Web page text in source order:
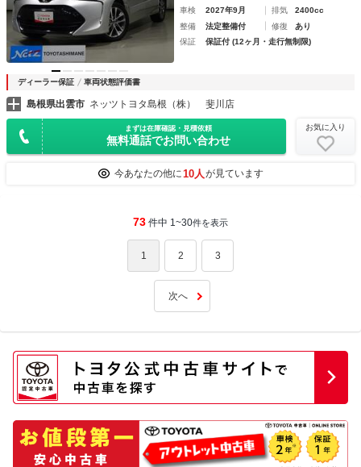
車検
2027年9月 排気
2400cc
整備
法定整備付 修復
あり
保証
保証付 (12ヶ月・走行無制限)
ディーラー保証 車両状態評価書
島根県出雲市 ネッツトヨタ島根（株） 斐川店
まずは在庫確認・見積依頼
無料通話でお問い合わせ
お気に入り
今あなたの他に 10人 が見ています
73 件中 1~30件を表示
1 2 3
次へ